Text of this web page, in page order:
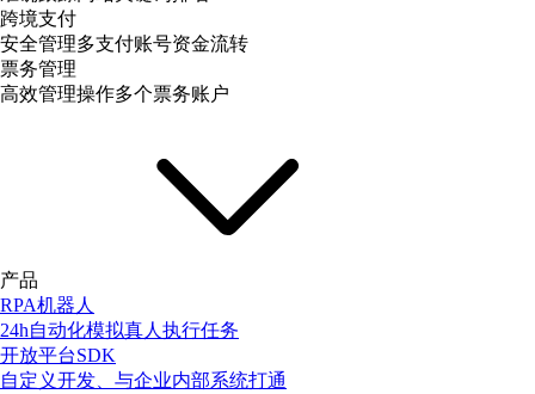
跨境支付
安全管理多支付账号资金流转
票务管理
高效管理操作多个票务账户
产品
RPA机器人
24h自动化模拟真人执行任务
开放平台SDK
自定义开发、与企业内部系统打通